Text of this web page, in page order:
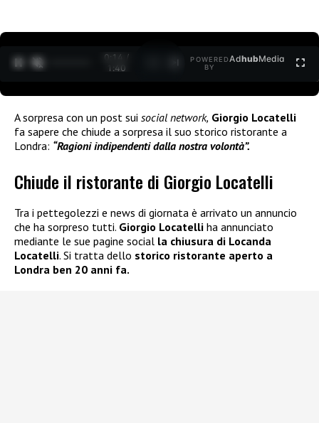
0:15 /
1:40
POWERED
BY
AdhubMedia
A sorpresa con un post sui social network, Giorgio Locatelli
fa sapere che chiude a sorpresa il suo storico ristorante a
Londra: “Ragioni indipendenti dalla nostra volontà”.
Chiude il ristorante di Giorgio Locatelli
Tra i pettegolezzi e news di giornata è arrivato un annuncio
che ha sorpreso tutti. Giorgio Locatelli ha annunciato
mediante le sue pagine social la chiusura di Locanda
Locatelli. Si tratta dello storico ristorante aperto a
Londra ben 20 anni fa.